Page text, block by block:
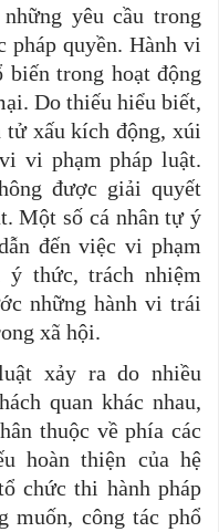
yêu cầu trong
pháp quyền. Hành vi
biến trong hoạt động
Do thiếu hiểu biết,
tử xấu kích động, xúi
vi phạm pháp luật.
được giải quyết
Một số cá nhân tự ý
đến việc vi phạm
thức, trách nhiệm
những hành vi trái
xã hội.
xảy ra do nhiều
quan khác nhau,
thuộc về phía các
hoàn thiện của hệ
chức thi hành pháp
muốn, công tác phổ